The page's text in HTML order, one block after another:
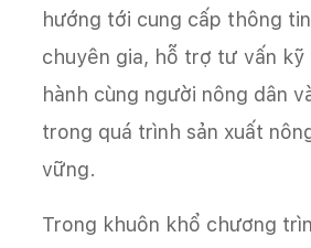
hướng tới cung cấp thông
chuyên gia, hỗ trợ tư vấn
hành cùng người nông dân
trong quá trình sản xuất
vững.
Trong khuôn khổ chương